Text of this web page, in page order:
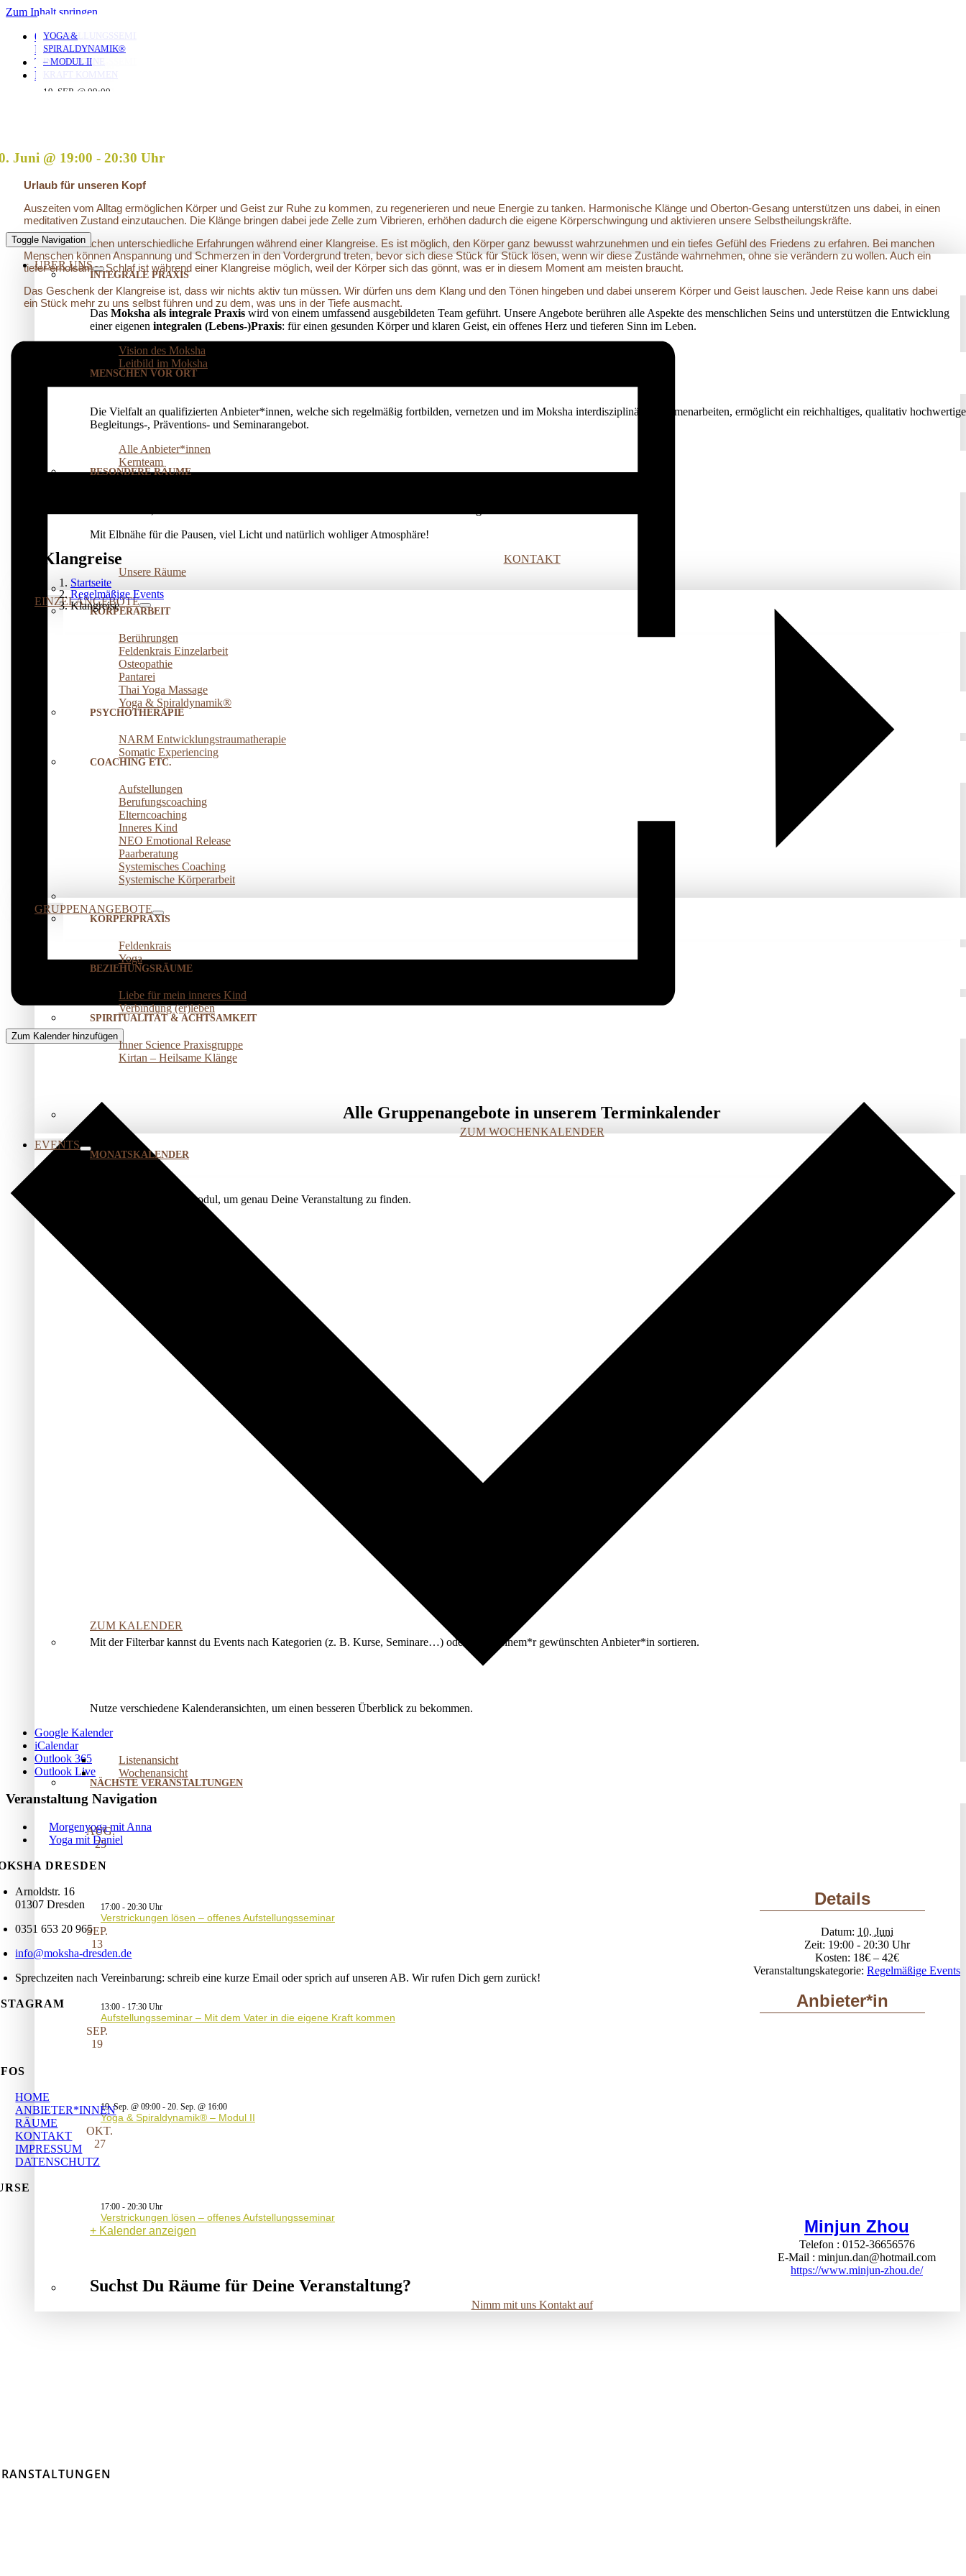
Zum Inhalt springen
0351 653 20 965
KONTAKT
TERMINE
LOGIN
Toggle Navigation
ÜBER UNS
INTEGRALE PRAXIS
Das Moksha als integrale Praxis wird von einem umfassend ausgebildeten Team geführt. Unsere Angebote berühren alle Aspekte des menschlichen Seins und unterstützen die Entwicklung
einer eigenen integralen (Lebens-)Praxis: für einen gesunden Körper und klaren Geist, ein offenes Herz und tieferen Sinn im Leben.
Vision des Moksha
Leitbild im Moksha
MENSCHEN VOR ORT
Die Vielfalt an qualifizierten Anbieter*innen, welche sich regelmäßig fortbilden, vernetzen und im Moksha interdisziplinär zusammenarbeiten, ermöglicht ein reichhaltiges, qualitativ
Begleitungs-, Präventions­- und Seminarangebot.
Alle Anbieter*innen
Kernteam
BESONDERE RÄUME
Mit Elbnähe für die Pausen, viel Licht und natürlich wohliger Atmosphäre!
KONTAKT
Unsere Räume
EINZELANGEBOTE
KÖRPERARBEIT
Berührungen
Feldenkrais Einzelarbeit
Osteopathie
Pantarei
Thai Yoga Massage
Yoga & Spiraldynamik®
PSYCHOTHERAPIE
NARM Entwicklungstraumatherapie
Somatic Experiencing
COACHING ETC.
Aufstellungen
Berufungscoaching
Elterncoaching
Inneres Kind
NEO Emotional Release
Paarberatung
Systemisches Coaching
Systemische Körperarbeit
GRUPPENANGEBOTE
KÖRPERPRAXIS
Feldenkrais
Yoga
BEZIEHUNGSRÄUME
Liebe für mein inneres Kind
Verbindung (er)leben
SPIRITUALITÄT & ACHTSAMKEIT
Inner Science Praxisgruppe
Kirtan – Heilsame Klänge
Alle Gruppenangebote in unserem Terminkalender
ZUM WOCHENKALENDER
EVENTS
MONATSKALENDER
Nutze unser Kalendermodul, um genau Deine Veranstaltung zu finden.
ZUM KALENDER
Mit der Filterbar kannst du Events nach Kategorien (z. B. Kurse, Seminare…) oder nach deinem*r gewünschten Anbieter*in sortieren.
Nutze verschiedene Kalenderansichten, um einen besseren Überblick zu bekommen.
Listenansicht
Wochenansicht
NÄCHSTE VERANSTALTUNGEN
AUG.
25
17:00 - 20:30
Verstrickungen lösen – offenes Aufstellungsseminar
SEP.
13
13:00 - 17:30
Aufstellungsseminar – Mit dem Vater in die eigene Kraft kommen
SEP.
19
19. Sep. @ 09:00 - 20. Sep. @ 16:00
Yoga & Spiraldynamik® – Modul II
OKT.
27
17:00 - 20:30
Verstrickungen lösen – offenes Aufstellungsseminar
Kalender anzeigen
Suchst Du Räume für Deine Veranstaltung?
Nimm mit uns Kontakt auf
Klangreise
Startseite
Regelmäßige Events
Klangreise
Juni @ 19:00 - 20:30
Urlaub für unseren Kopf
Auszeiten vom Alltag ermöglichen Körper und Geist zur Ruhe zu kommen, zu regenerieren und neue Energie zu tanken. Harmonische Klänge und Oberton-Gesang unterstützen uns dabei, in einen
meditativen Zustand einzutauchen. Die Klänge bringen dabei jede Zelle zum Vibrieren, erhöhen dadurch die eigene Körperschwingung und aktivieren unsere Selbstheilungskräfte.
Menschen machen unterschiedliche Erfahrungen während einer Klangreise. Es ist möglich, den Körper ganz bewusst wahrzunehmen und ein tiefes Gefühl des Friedens zu erfahren. Bei manchen
Menschen können Anspannung und Schmerzen in den Vordergrund treten, bevor sich diese Stück für Stück lösen, wenn wir diese Zustände wahrnehmen, ohne sie verändern zu wollen. Auch ein
tiefer erholsamer Schlaf ist während einer Klangreise möglich, weil der Körper sich das gönnt, was er in diesem Moment am meisten braucht.
Das Geschenk der Klangreise ist, dass wir nichts aktiv tun müssen. Wir dürfen uns dem Klang und den Tönen hingeben und dabei unserem Körper und Geist lauschen. Jede Reise kann uns dabei
ein Stück mehr zu uns selbst führen und zu dem, was uns in der Tiefe ausmacht.
Zum Kalender hinzufügen
Google Kalender
iCalendar
Outlook 365
Outlook Live
Veranstaltung Navigation
Morgenyoga mit Anna
Yoga mit Daniel
Details
Datum: 10. Juni
Zeit: 19:00 - 20:30
Kosten: 18€ – 42€
Veranstaltungskategorie: Regelmäßige Events
Anbieter*in
Minjun Zhou
Telefon
0152-36656576
E-Mail
minjun.dan@hotmail.com
https://www.minjun-zhou.de/
DRESDEN
Arnoldstr. 16
01307 Dresden
0351 653 20 965
info@moksha-dresden.de
Sprechzeiten nach Vereinbarung: schreib eine kurze Email oder sprich auf unseren AB. Wir rufen Dich gern zurück!
HOME
ANBIETER*INNEN
RÄUME
KONTAKT
IMPRESSUM
DATENSCHUTZ
MORGENYOGA MIT
ANNA
07. AUG. @ 08:00-
YOGA MIT DANIEL
10. AUG. @ 18:00
19:30
YOGA MIT DANIEL
10. AUG. @ 20:00
21:30
VERSTRICKUNGEN
LÖSEN – OFFENES
AUFSTELLUNGSSEMINAR
25. AUG. @ 17:00
AUFSTELLUNGSSEMINAR
– MIT DEM VATER
IN DIE EIGENE
KRAFT KOMMEN
YOGA &
SPIRALDYNAMIK®
– MODUL II
19. SEP. @ 09:00